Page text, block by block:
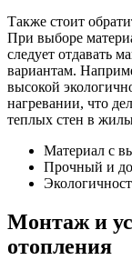
Также стоит
При выборе
следует отдавать
вариантам.
высокой
нагревании, что
теплых стен в
Материал с
Прочный и
Монтаж и
отопления